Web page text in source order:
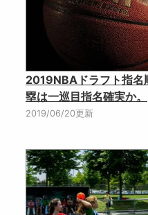
2019NBAドラフト指名
塁は一巡目指名確実か。
2019/06/20更新